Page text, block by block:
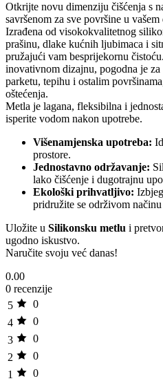
Otkrijte novu dimenziju čišćenja s
savršenom za sve površine u vašem
Izrađena od visokokvalitetnog
prašinu, dlake kućnih ljubimaca i
pružajući vam besprijekornu
inovativnom dizajnu, pogodna je
parketu, tepihu i ostalim
oštećenja.
Metla je lagana, fleksibilna i
isperite vodom nakon upotrebe.
Višenamjenska upotreba:
prostore.
Jednostavno održavanje:
lako čišćenje i dugotrajnu
Ekološki prihvatljivo:
pridružite se održivom
Uložite u Silikonsku metlu i
ugodno iskustvo.
Naručite svoju već danas!
0.00
0 recenzije
5
0
4
0
3
0
2
0
1
0